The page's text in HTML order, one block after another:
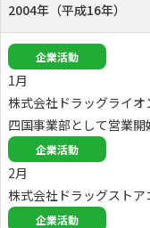
2004年（平成16年）
企業活動
1月
株式会社ドラッグライ
四国事業部として営業開
企業活動
2月
株式会社ドラッグスト
企業活動